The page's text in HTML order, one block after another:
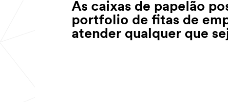
As caixas de papelão
portfolio de fitas de
atender qualquer que